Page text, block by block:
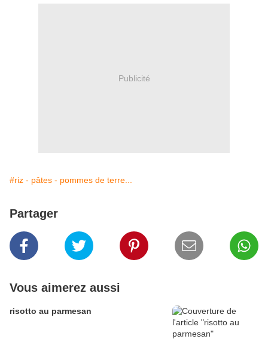
Publicité
#riz - pâtes - pommes de terre...
Partager
Vous aimerez aussi
risotto au parmesan